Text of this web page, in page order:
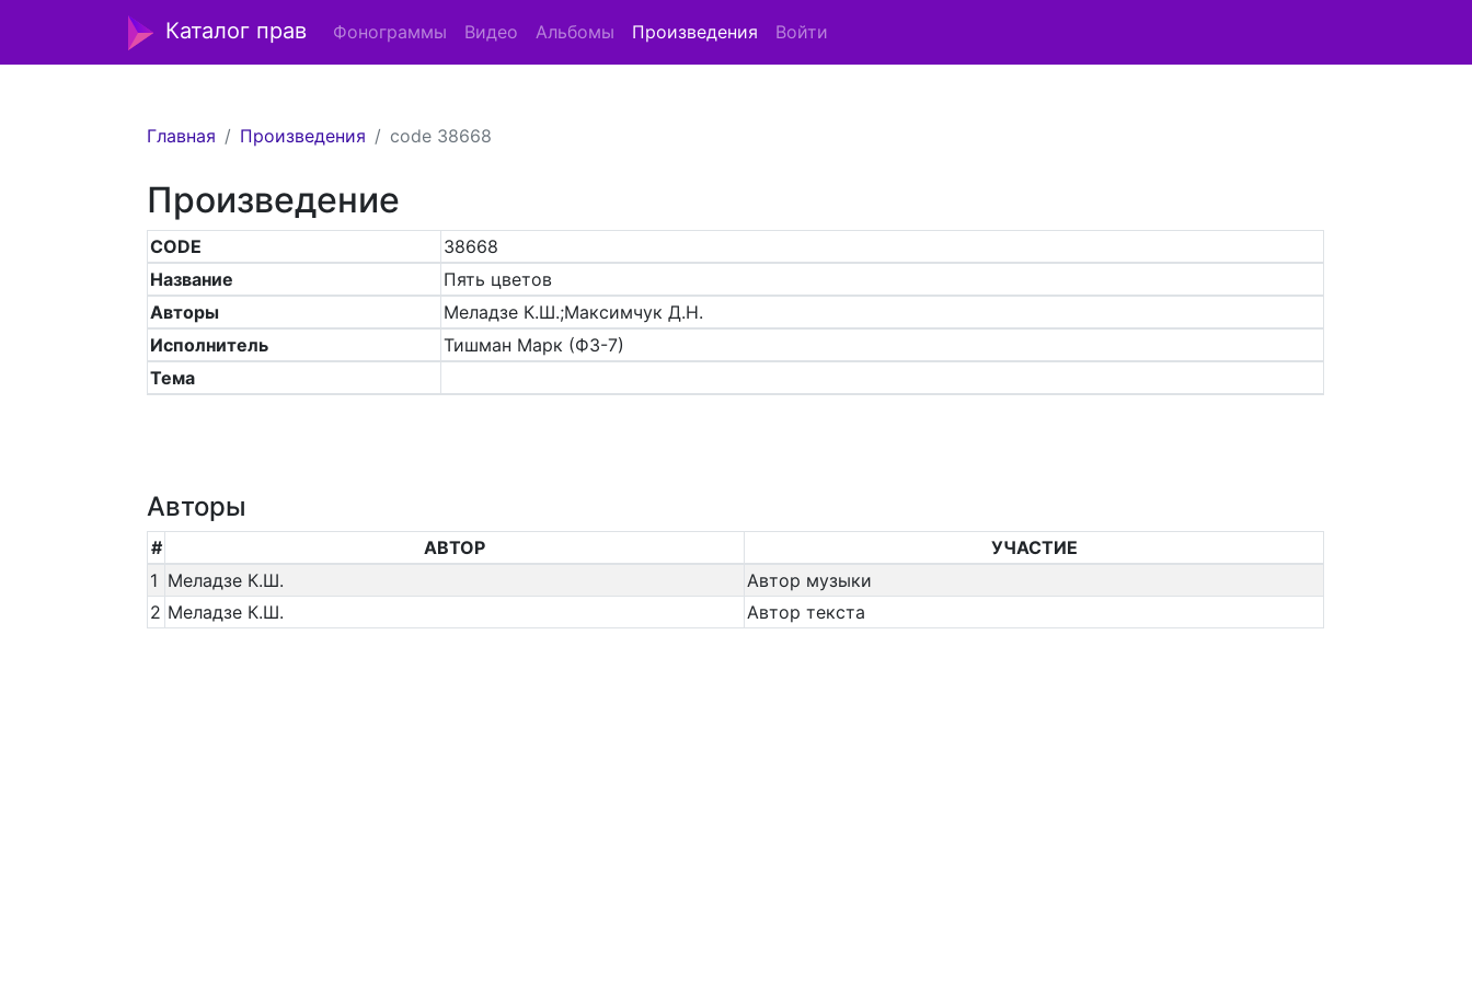
Каталог прав Фонограммы Видео Альбомы Произведения Войти
Главная Произведения code 38668
Произведение
CODE
38668
Название
Пять цветов
Авторы
Меладзе К.Ш.;Максимчук Д.Н.
Исполнитель
Тишман Марк (ФЗ-7)
Тема
Авторы
# АВТОР
УЧАСТИЕ
1 Меладзе К.Ш.
Автор музыки
2 Меладзе К.Ш. Автор текста